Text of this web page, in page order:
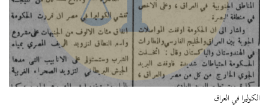
الكوليرا في العراق